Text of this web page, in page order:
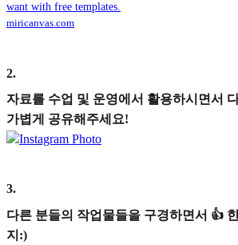
want with free templates.
miricanvas.com
2.
자료를 수업 및 운영에서 활용하시면서
가볍게 공유해주세요!
Instagram Photo
3.
다른 분들의 작업물들을 구경하면서 👍
지:)